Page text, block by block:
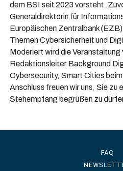
dem BSI seit 2023 vorsteht.
Generaldirektorin für
Europäischen Zentralbank
Themen Cybersicherheit und
Moderiert wird die Veranstaltung
Redaktionsleiter Background
Cybersecurity, Smart Cities
Anschluss freuen wir uns, Sie zu
Stehempfang begrüßen zu
FAQ